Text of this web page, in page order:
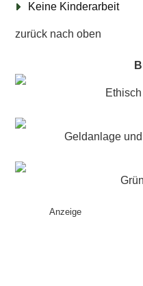
Keine Kinderarbeit
zurück nach oben
Geldanlage
Anzeige